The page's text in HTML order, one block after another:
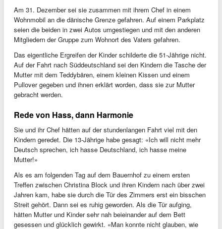
Am 31. Dezember sei sie zusammen mit ihrem Chef in einem
Wohnmobil an die dänische Grenze gefahren. Auf einem Parkplatz
seien die beiden in zwei Autos umgestiegen und mit den anderen
Mitgliedern der Gruppe zum Wohnort des Vaters gefahren.
Das eigentliche Ergreifen der Kinder schilderte die 51-Jährige nicht.
Auf der Fahrt nach Süddeutschland sei den Kindern die Tasche der
Mutter mit dem Teddybären, einem kleinen Kissen und einem
Pullover gegeben und ihnen erklärt worden, dass sie zur Mutter
gebracht werden.
Rede von Hass, dann Harmonie
Sie und ihr Chef hätten auf der stundenlangen Fahrt viel mit den
Kindern geredet. Die 13-Jährige habe gesagt: «Ich will nicht mehr
Deutsch sprechen, ich hasse Deutschland, ich hasse meine
Mutter!»
Als es am folgenden Tag auf dem Bauernhof zu einem ersten
Treffen zwischen Christina Block und ihren Kindern nach über zwei
Jahren kam, habe sie durch die Tür des Zimmers erst ein bisschen
Streit gehört. Dann sei es ruhig geworden. Als die Tür aufging,
hätten Mutter und Kinder sehr nah beieinander auf dem Bett
gesessen und glücklich gewirkt. «Man konnte nicht glauben, wie